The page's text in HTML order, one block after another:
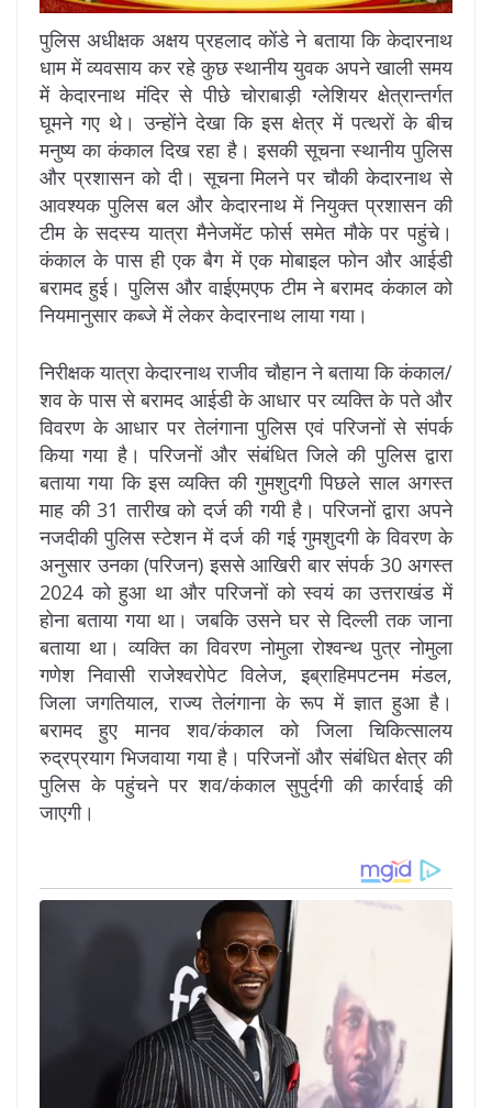
पुलिस अधीक्षक अक्षय प्रहलाद कोंडे ने बताया कि केदारनाथ
धाम में व्यवसाय कर रहे कुछ स्थानीय युवक अपने खाली समय
में केदारनाथ मंदिर से पीछे चोराबाड़ी ग्लेशियर क्षेत्रान्तर्गत
घूमने गए थे। उन्होंने देखा कि इस क्षेत्र में पत्थरों के बीच
मनुष्य का कंकाल दिख रहा है। इसकी सूचना स्थानीय पुलिस
और प्रशासन को दी। सूचना मिलने पर चौकी केदारनाथ से
आवश्यक पुलिस बल और केदारनाथ में नियुक्त प्रशासन की
टीम के सदस्य यात्रा मैनेजमेंट फोर्स समेत मौके पर पहुंचे।
कंकाल के पास ही एक बैग में एक मोबाइल फोन और आईडी
बरामद हुई। पुलिस और वाईएमएफ टीम ने बरामद कंकाल को
नियमानुसार कब्जे में लेकर केदारनाथ लाया गया।
निरीक्षक यात्रा केदारनाथ राजीव चौहान ने बताया कि कंकाल/
शव के पास से बरामद आईडी के आधार पर व्यक्ति के पते और
विवरण के आधार पर तेलंगाना पुलिस एवं परिजनों से संपर्क
किया गया है। परिजनों और संबंधित जिले की पुलिस द्वारा
बताया गया कि इस व्यक्ति की गुमशुदगी पिछले साल अगस्त
माह की 31 तारीख को दर्ज की गयी है। परिजनों द्वारा अपने
नजदीकी पुलिस स्टेशन में दर्ज की गई गुमशुदगी के विवरण के
अनुसार उनका (परिजन) इससे आखिरी बार संपर्क 30 अगस्त
2024 को हुआ था और परिजनों को स्वयं का उत्तराखंड में
होना बताया गया था। जबकि उसने घर से दिल्ली तक जाना
बताया था। व्यक्ति का विवरण नोमुला रोश्वन्थ पुत्र नोमुला
गणेश निवासी राजेश्वरोपेट विलेज, इब्राहिमपटनम मंडल,
जिला जगतियाल, राज्य तेलंगाना के रूप में ज्ञात हुआ है।
बरामद हुए मानव शव/कंकाल को जिला चिकित्सालय
रुद्रप्रयाग भिजवाया गया है। परिजनों और संबंधित क्षेत्र की
पुलिस के पहुंचने पर शव/कंकाल सुपुर्दगी की कार्रवाई की
जाएगी।